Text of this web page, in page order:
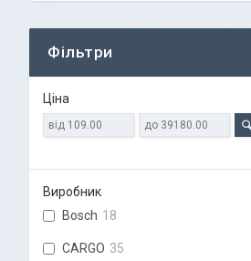
Фільтри
Ціна
Виробник
Bosch 18
CARGO 35